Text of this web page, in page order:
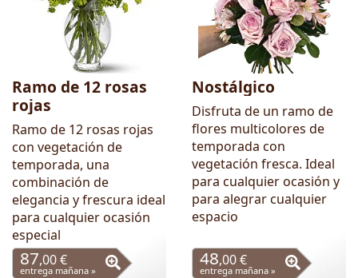
Ramo de 12 rosas
rojas
Ramo de 12 rosas rojas
con vegetación de
temporada, una
combinación de
elegancia y frescura ideal
para cualquier ocasión
especial
87,00 €
entrega mañana »
Nostálgico
Disfruta de un ramo de
flores multicolores de
temporada con
vegetación fresca. Ideal
para cualquier ocasión y
para alegrar cualquier
espacio
48,00 €
entrega mañana »